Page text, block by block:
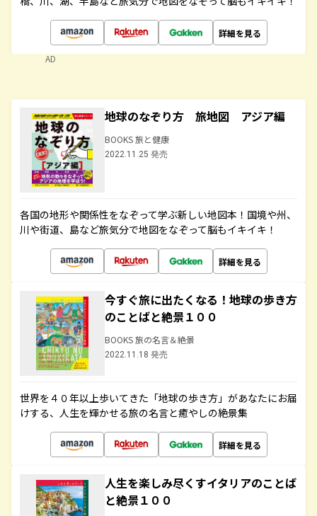
詳細を見る
AD
地球のなぞり方 旅地図 アジア編
BOOKS 旅と健康
2022.11.25 発売
各国の地形や関係性をなぞって学ぶ新しい地図本！国境や州、
川や街道、島など旅気分で地図をなぞって脳もイキイキ！
詳細を見る
今すぐ旅に出たくなる！地球の歩き方
のことばと絶景１００
BOOKS 旅の名言＆絶景
2022.11.18 発売
世界を４０年以上歩いてきた「地球の歩き方」があなたにお届
けする、人生を輝かせる旅の名言と癒やしの絶景集
詳細を見る
人生を楽しみ尽くすイタリアのことば
と絶景１００